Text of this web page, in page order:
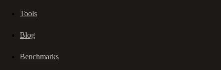
Tools
Blog
Benchmarks